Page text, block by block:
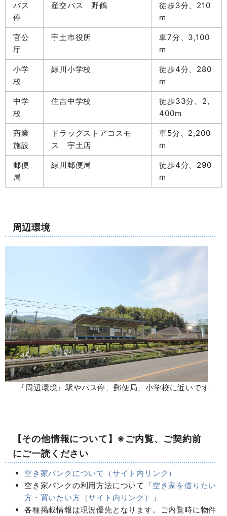
バス
停
産交バス 野鶴
徒歩3分、210
m
官公
庁
宇土市役所
車7分、3,100
m
小学
校
緑川小学校
徒歩4分、280
m
中学
校
住吉中学校
徒歩33分、2,
400m
商業
施設
ドラッグストアコスモ
ス 宇土店
車5分、2,200
m
郵便
局
緑川郵便局
徒歩4分、290
m
周辺環境
『周辺環境』駅やバス停、郵便局、小学校に近いです
【その他情報について】※ご内覧、ご契約前
にご一読ください
空き家バンクについて（サイト内リンク）
空き家バンクの利用方法について「空き家を借りたい
方・買いたい方（サイト内リンク）
」
各種掲載情報は現況優先となります。ご内覧時に物件